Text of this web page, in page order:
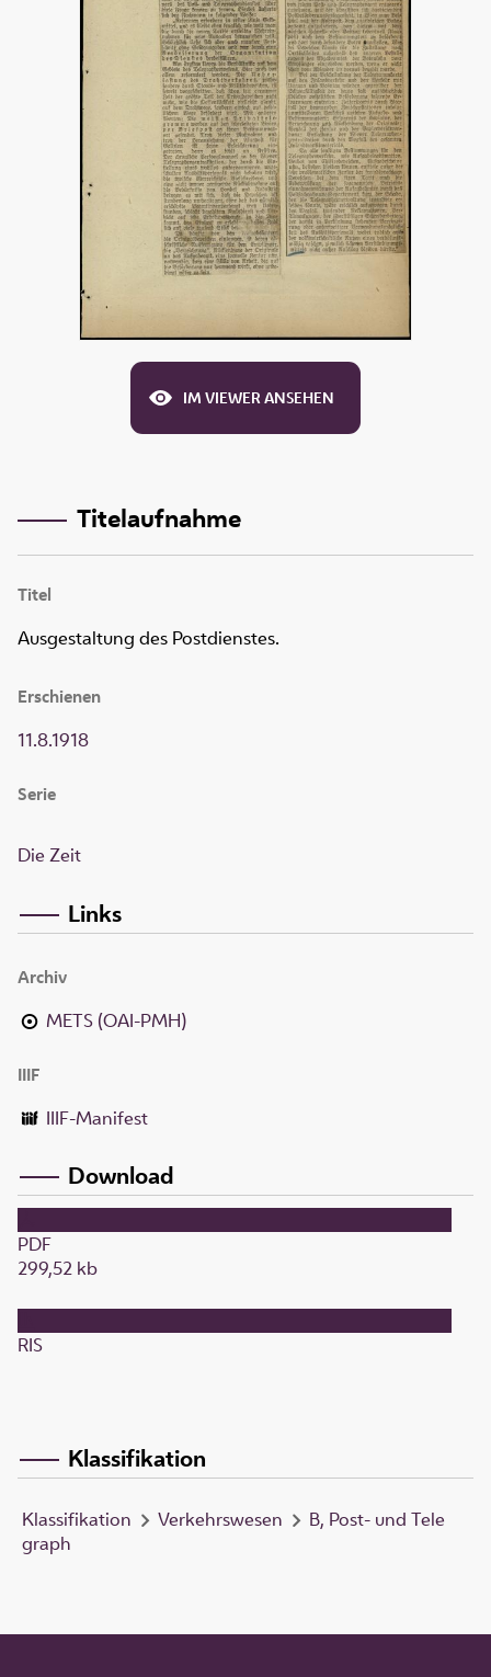
IM VIEWER ANSEHEN
Titelaufnahme
Titel
Ausgestaltung des Postdienstes.
Erschienen
11.8.1918
Serie
Die Zeit
Links
Archiv
METS (OAI-PMH)
IIIF
IIIF-Manifest
Download
PDF
299,52 kb
RIS
Klassifikation
Klassifikation Verkehrswesen
B, Post- und Tele
graph